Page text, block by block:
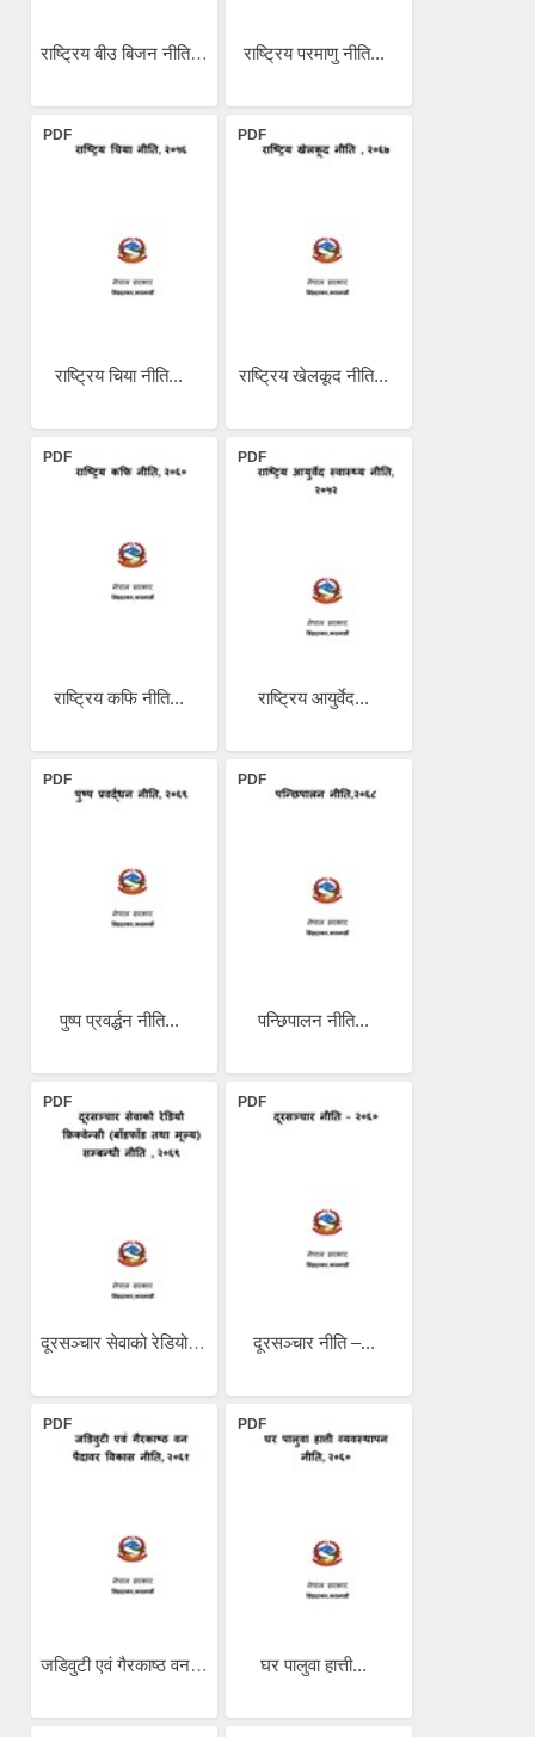
राष्ट्रिय बीउ बिजन नीति... राष्ट्रिय परमाणु नीति...
PDF
राष्ट्रिय चिया नीति...
PDF
राष्ट्रिय खेलकूद नीति...
PDF
राष्ट्रिय कफि नीति...
PDF
राष्ट्रिय आयुर्वेद...
PDF
पुष्प प्रवर्द्धन नीति...
PDF
पन्छिपालन नीति...
PDF
दूरसञ्चार सेवाको रेडियो...
PDF
दूरसञ्चार नीति –...
PDF
जडिवुटी एवं गैरकाष्ठ वन...
PDF
घर पालुवा हात्ती...